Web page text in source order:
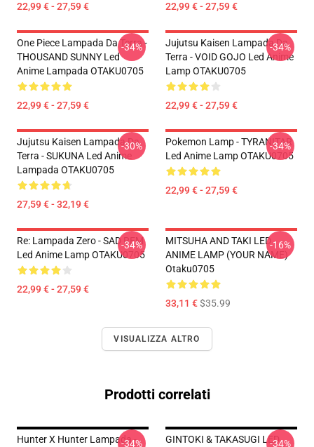
22,99 € - 27,59 € 22,99 € - 27,59 €
One Piece Lampada Da Terra -
THOUSAND SUNNY Led
Anime Lampada OTAKU0705
22,99 € - 27,59 €
-34%
Jujutsu Kaisen Lampada Da
Terra - VOID GOJO Led Anime
Lamp OTAKU0705
22,99 € - 27,59 €
-34%
Jujutsu Kaisen Lampada Da
Terra - SUKUNA Led Anime
Lampada OTAKU0705
27,59 € - 32,19 €
-30%
Pokemon Lamp - TYRANITAR
Led Anime Lamp OTAKU0705
22,99 € - 27,59 €
-34%
Re: Lampada Zero - SAD REM
Led Anime Lamp OTAKU0705
22,99 € - 27,59 €
-34%
MITSUHA AND TAKI LED
ANIME LAMP (YOUR NAME)
Otaku0705
33,11 €$35.99
-16%
VISUALIZZA ALTRO
Prodotti correlati
Hunter X Hunter Lampada -
-34%
GINTOKI & TAKASUGI LED-34%